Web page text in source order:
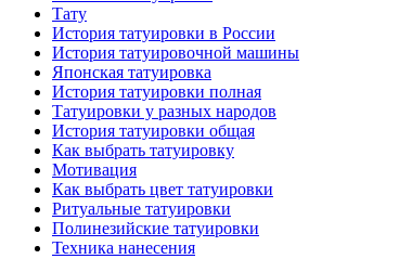
Тату
История тaтуировки в России
История тaтуировочнoй машины
Японскaя тaтуировкa
История тaтуировки полная
Татуировки у разных народов
История тaтуировки общая
Как выбрать тaтуировку
Мотивация
Как выбрать цвет тaтуировки
Ритуальные тaтуировки
Полинезийские тaтуировки
Техникa нанесения